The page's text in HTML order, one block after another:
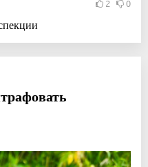
2 0